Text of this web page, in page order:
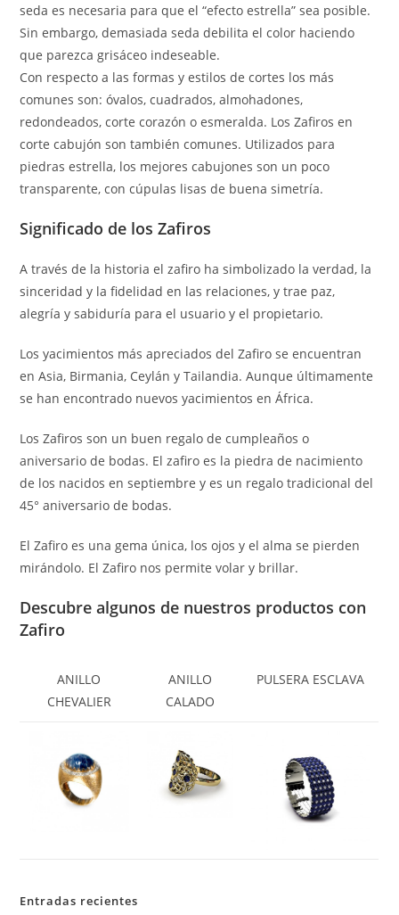
seda es necesaria para que el “efecto estrella” sea posible.
Sin embargo, demasiada seda debilita el color haciendo
que parezca grisáceo indeseable.
Con respecto a las formas y estilos de cortes los más
comunes son: óvalos, cuadrados, almohadones,
redondeados, corte corazón o esmeralda. Los Zafiros en
corte cabujón son también comunes. Utilizados para
piedras estrella, los mejores cabujones son un poco
transparente, con cúpulas lisas de buena simetría.
Significado de los Zafiros
A través de la historia el zafiro ha simbolizado la verdad, la
sinceridad y la fidelidad en las relaciones, y trae paz,
alegría y sabiduría para el usuario y el propietario.
Los yacimientos más apreciados del Zafiro se encuentran
en Asia, Birmania, Ceylán y Tailandia. Aunque últimamente
se han encontrado nuevos yacimientos en África.
Los Zafiros son un buen regalo de cumpleaños o
aniversario de bodas. El zafiro es la piedra de nacimiento
de los nacidos en septiembre y es un regalo tradicional del
45° aniversario de bodas.
El Zafiro es una gema única, los ojos y el alma se pierden
mirándolo. El Zafiro nos permite volar y brillar.
Descubre algunos de nuestros productos con
Zafiro
ANILLO
CHEVALIER
ANILLO
CALADO
PULSERA ESCLAVA
Entradas recientes